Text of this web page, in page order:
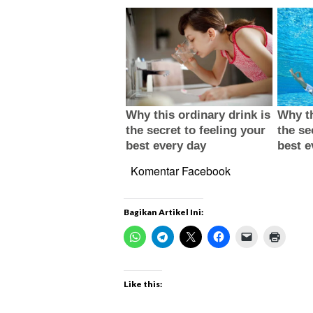
Komentar Facebook
Bagikan Artikel Ini:
Like this: